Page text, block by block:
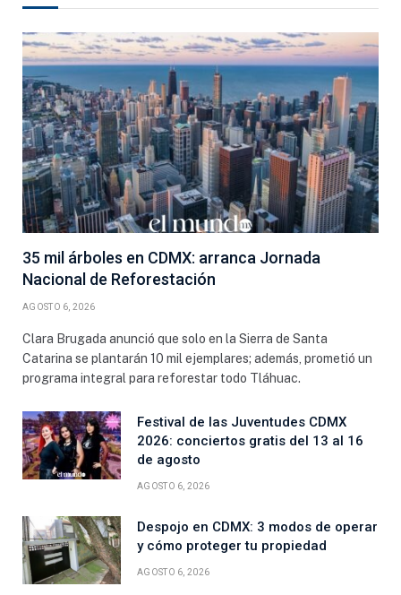
35 mil árboles en CDMX: arranca Jornada
Nacional de Reforestación
AGOSTO 6, 2026
Clara Brugada anunció que solo en la Sierra de Santa
Catarina se plantarán 10 mil ejemplares; además, prometió un
programa integral para reforestar todo Tláhuac.
Festival de las Juventudes CDMX
2026: conciertos gratis del 13 al 16
de agosto
AGOSTO 6, 2026
Despojo en CDMX: 3 modos de operar
y cómo proteger tu propiedad
AGOSTO 6, 2026